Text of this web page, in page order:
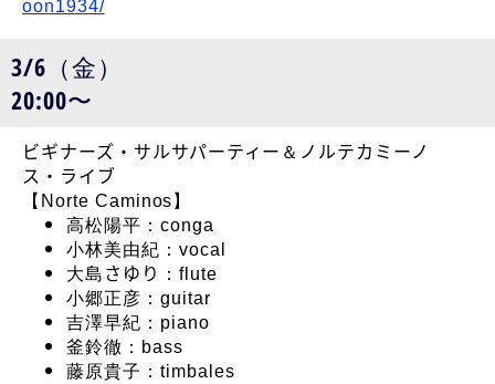
3/6（金）
20:00〜
ビギナーズ・サルサパーティー＆ノルテカミーノ
ス・ライブ
【Norte Caminos】
高松陽平：conga
小林美由紀：vocal
大島さゆり：flute
小郷正彦：guitar
吉澤早紀：piano
釜鈴徹：bass
藤原貴子：timbales